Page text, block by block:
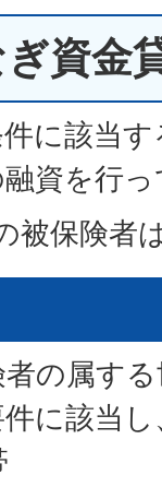
資金
に該当
資を行
被保険者
の属す
に該当